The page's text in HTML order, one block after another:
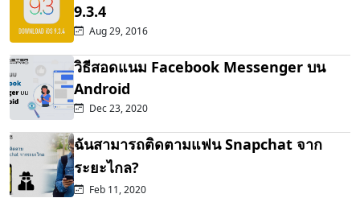
9.3.4
Aug 29, 2016
วิธีสอดแนม Facebook Messenger บน
Android
Dec 23, 2020
ฉันสามารถติดตามแฟน Snapchat จาก
ระยะไกล?
Feb 11, 2020